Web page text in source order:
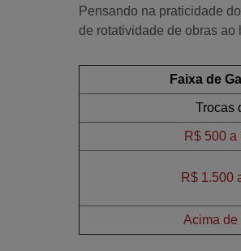
Pensando na praticidade
de rotatividade de obras ao
Faixa de
Trocas
R$ 500
R$ 1.500
Acima de